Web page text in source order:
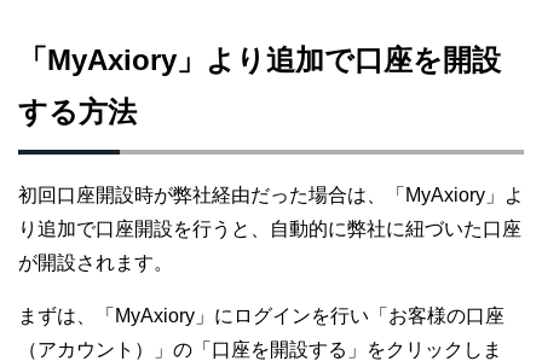
「MyAxiory」より追加で口座を開設
する方法
初回口座開設時が弊社経由だった場合は、「MyAxiory」よ
り追加で口座開設を行うと、自動的に弊社に紐づいた口座
が開設されます。
まずは、「MyAxiory」にログインを行い「お客様の口座
（アカウント）」の「口座を開設する」をクリックしま